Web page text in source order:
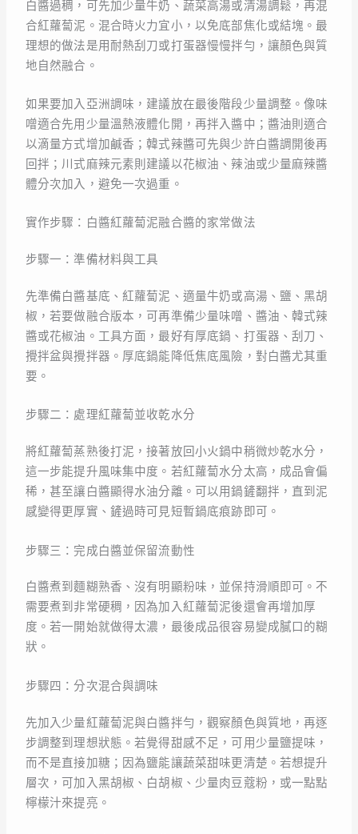
白醬過稠，可先加少量牛奶、蔬菜高湯或清湯調鬆，再混
合紅蘿蔔泥。混合時火力宜小，以免底部焦化或結塊。最
理想的做法是用耐熱刮刀或打蛋器慢慢拌勻，讓顏色與質
地自然融合。
如果要加入亞洲調味，建議放在最後階段少量調整。像味
噌適合先用少量溫熱液體化開，再拌入醬中；醬油則適合
以滴量方式增加鹹香；韓式辣醬可先與少許白醬調開後再
回拌；川式麻辣元素則建議以花椒油、辣油或少量麻辣醬
體分次加入，避免一次過重。
實作步驟：白醬紅蘿蔔泥融合醬的家常做法
步驟一：準備材料與工具
先準備白醬基底、紅蘿蔔泥、適量牛奶或高湯、鹽、黑胡
椒，若要做融合版本，可再準備少量味噌、醬油、韓式辣
醬或花椒油。工具方面，最好有厚底鍋、打蛋器、刮刀、
攪拌盆與攪拌器。厚底鍋能降低焦底風險，對白醬尤其重
要。
步驟二：處理紅蘿蔔並收乾水分
將紅蘿蔔蒸熟後打泥，接著放回小火鍋中稍微炒乾水分，
這一步能提升風味集中度。若紅蘿蔔水分太高，成品會偏
稀，甚至讓白醬顯得水油分離。可以用鍋鏟翻拌，直到泥
感變得更厚實、鏟過時可見短暫鍋底痕跡即可。
步驟三：完成白醬並保留流動性
白醬煮到麵糊熟香、沒有明顯粉味，並保持滑順即可。不
需要煮到非常硬稠，因為加入紅蘿蔔泥後還會再增加厚
度。若一開始就做得太濃，最後成品很容易變成膩口的糊
狀。
步驟四：分次混合與調味
先加入少量紅蘿蔔泥與白醬拌勻，觀察顏色與質地，再逐
步調整到理想狀態。若覺得甜感不足，可用少量鹽提味，
而不是直接加糖；因為鹽能讓蔬菜甜味更清楚。若想提升
層次，可加入黑胡椒、白胡椒、少量肉豆蔻粉，或一點點
檸檬汁來提亮。